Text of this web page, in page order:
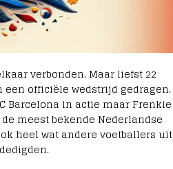
verbonden. Maar liefst 22
een officiële wedstrijd gedragen.
Barcelona in actie maar Frenkie
meest bekende Nederlandse
heel wat andere voetballers uit